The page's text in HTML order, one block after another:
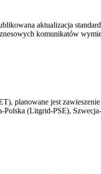
aktualizacja
komunikatów
planowane jest zawieszenie
Polska (Litgrid-PSE),